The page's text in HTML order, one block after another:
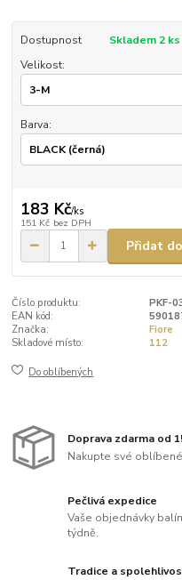
Dostupnost
Skladem 2 ks
Velikost:
Barva:
183 Kč/ks
151 Kč bez DPH
Přidat
Číslo produktu:
PKF-
EAN kód:
Značka:
Fiore
Skladové místo:
112
Do oblíbených
Doprava zdarma od
Nakupte své
Pečlivá expedice
Vaše objednávky
týdně.
Tradice a